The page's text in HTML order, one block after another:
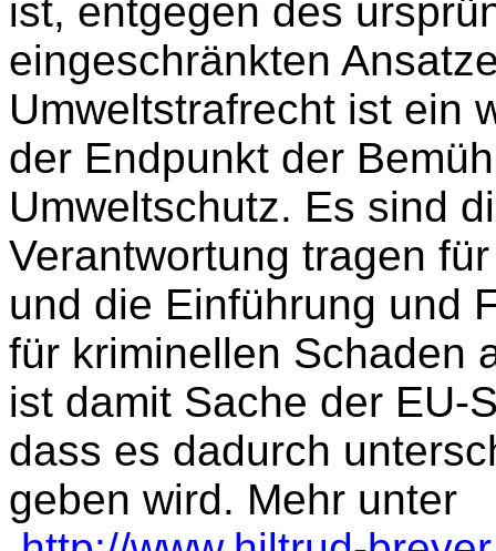
ist, entgegen des
eingeschränkten
Umweltstrafrecht ist ein
der Endpunkt der
Umweltschutz. Es sind
Verantwortung tragen
und die Einführung und
für kriminellen Schaden
ist damit Sache der EU-
dass es dadurch
geben wird. Mehr unter